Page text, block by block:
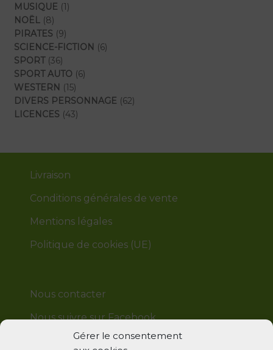
Gérer le consentement
produits
MUSIQUE 11
NOËL 88
produits
PIRATES 99
produits
SCIENCE-FICTION 66
SPORT 3636
produits
SPORT AUTO 66
WESTERN 1515
produits
DIVERS PERSONNAGE 6262
LICENCES 4343
Livraison
Conditions générales de vente
Mentions légales
Politique de cookies (UE)
Nous contacter
Nous suivre sur Facebook